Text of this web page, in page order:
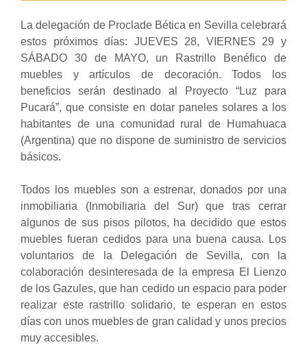
La delegación de Proclade Bética en Sevilla celebrará
estos próximos días: JUEVES 28, VIERNES 29 y
SÁBADO 30 de MAYO, un Rastrillo Benéfico de
muebles y artículos de decoración. Todos los
beneficios serán destinado al Proyecto “Luz para
Pucará”, que consiste en dotar paneles solares a los
habitantes de una comunidad rural de Humahuaca
(Argentina) que no dispone de suministro de servicios
básicos.
Todos los muebles son a estrenar, donados por una
inmobiliaria (Inmobiliaria del Sur) que tras cerrar
algunos de sus pisos pilotos, ha decidido que estos
muebles fueran cedidos para una buena causa. Los
voluntarios de la Delegación de Sevilla, con la
colaboración desinteresada de la empresa El Lienzo
de los Gazules, que han cedido un espacio para poder
realizar este rastrillo solidario, te esperan en estos
días con unos muebles de gran calidad y unos precios
muy accesibles.